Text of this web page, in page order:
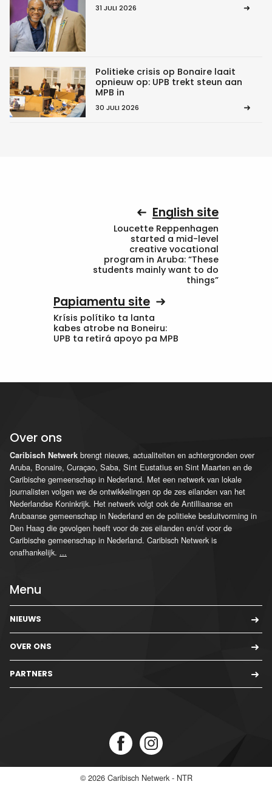
31 JULI 2026
Politieke crisis op Bonaire laait
opnieuw op: UPB trekt steun aan
MPB in
30 JULI 2026
English site
Loucette Reppenhagen
started a mid-level
creative vocational
program in Aruba: “These
students mainly want to do
things”
Papiamentu site
Krísis polítiko ta lanta
kabes atrobe na Boneiru:
UPB ta retirá apoyo pa MPB
Over ons
Caribisch Netwerk brengt nieuws, actualiteiten en achtergronden over
Aruba, Bonaire, Curaçao, Saba, Sint Eustatius en Sint Maarten en de
Caribische gemeenschap in Nederland. Met een netwerk van lokale
journalisten volgen we de ontwikkelingen op de zes eilanden van het
Nederlandse Koninkrijk. Het netwerk volgt ook de Antilliaanse en
Arubaanse gemeenschap in Nederland en de politieke besluitvorming in
Den Haag die gevolgen heeft voor de zes eilanden en/of voor de
Caribische gemeenschap in Nederland. Caribisch Netwerk is
onafhankelijk. ...
Menu
NIEUWS
OVER ONS
PARTNERS
© 2026 Caribisch Netwerk - NTR